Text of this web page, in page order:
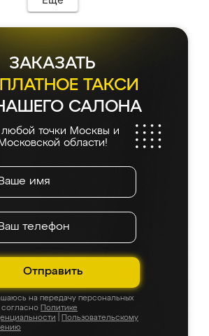
ЗАКАЗАТЬ
ТАКСИ
САЛОНА
любой точки Москвы и
Московской области!
Отправить
на передачу персональных
согласно Политике
Пользовательскому